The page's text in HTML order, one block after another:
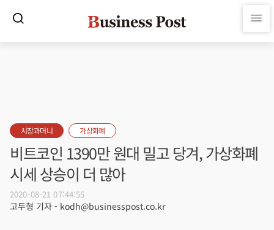
시장과머니 가상화폐
비트코인 1390만 원대 밀고 당겨, 가상화폐
시세 상승이 더 많아
2020-08-21 07:44:55
고두형 기자 - kodh@businesspost.co.kr